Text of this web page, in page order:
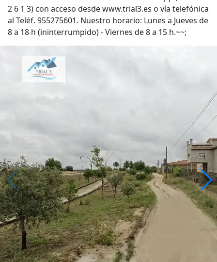
2 6 1 3) con acceso desde www.trial3.es o vía telefónica
al Teléf. 955275601. Nuestro horario: Lunes a Jueves de
8 a 18 h (ininterrumpido) - Viernes de 8 a 15 h.~~;